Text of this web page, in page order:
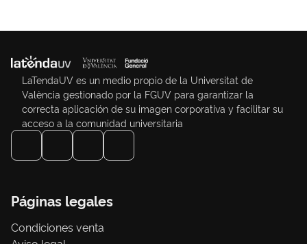
LaTendaUV es un medio propio de la Universitat de
València gestionado por la FGUV para garantizar la
correcta aplicación de su imagen corporativa y facilitar su
acceso a la comunidad universitaria
Páginas legales
Condiciones venta